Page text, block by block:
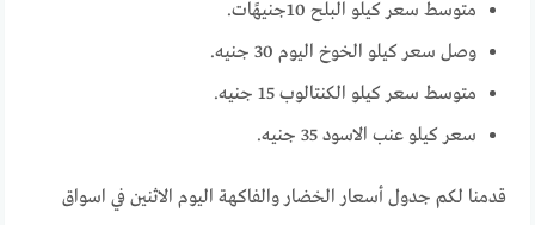
متوسط سعر كيلو البلح 10جنيهًات.
وصل سعر كيلو الخوخ اليوم 30 جنيه.
متوسط سعر كيلو الكنتالوب 15 جنيه.
سعر كيلو عنب الاسود 35 جنيه.
قدمنا لكم جدول أسعار الخضار والفاكهة اليوم الاثنين في اسواق